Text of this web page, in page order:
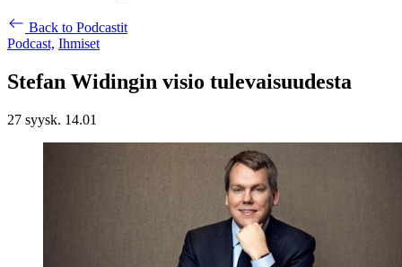
Back to Podcastit
Podcast, Ihmiset
Stefan Widingin visio tulevaisuudesta
27 syysk. 14.01